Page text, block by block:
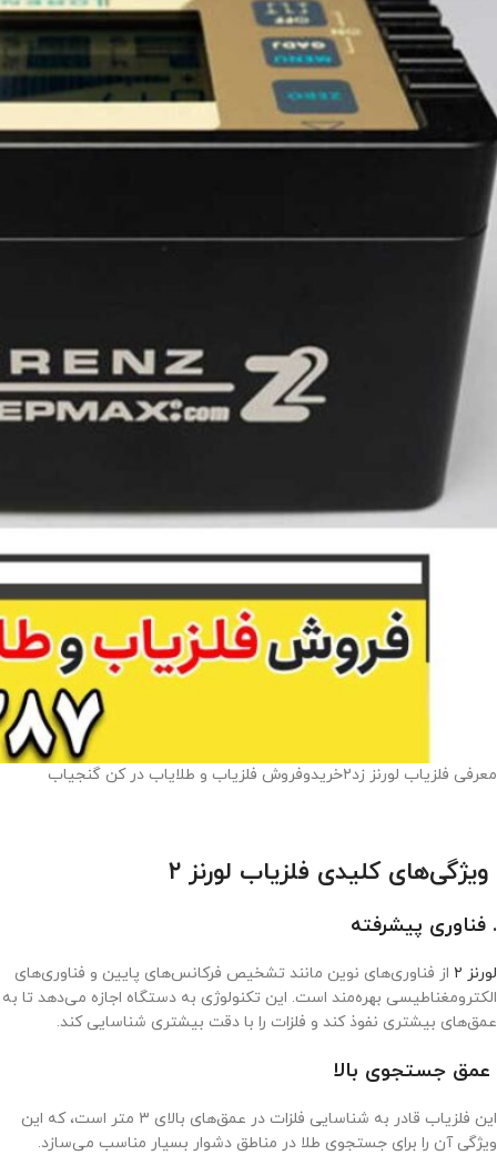
معرفی فلزیاب لورنز زد۲خریدوفروش فلزیاب و طلایاب در کن گنجیاب
ویژگی‌های کلیدی فلزیاب لورنز ۲
. فناوری پیشرفته
لورنز ۲
از فناوری‌های نوین مانند تشخیص فرکانس‌های پایین و فناوری‌های
الکترومغناطیسی بهره‌مند است. این تکنولوژی به دستگاه اجازه می‌دهد تا به
عمق‌های بیشتری نفوذ کند و فلزات را با دقت بیشتری شناسایی کند.
عمق جستجوی بالا
این فلزیاب قادر به شناسایی فلزات در عمق‌های بالای ۳ متر است، که این
ویژگی آن را برای جستجوی طلا در مناطق دشوار بسیار مناسب می‌سازد.